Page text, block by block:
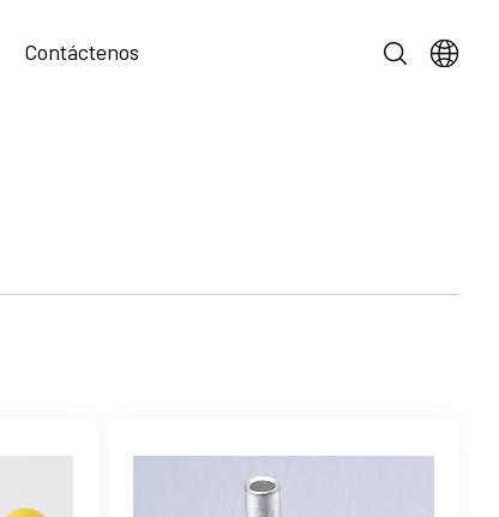
Contáctenos